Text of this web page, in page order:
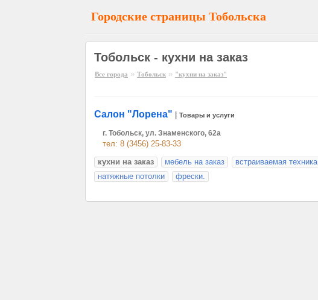
Городские страницы Тобольска
Тобольск - кухни на заказ
Все города » Тобольск » "кухни на заказ"
Салон "Лорена" Товары и услуги
г. Тобольск, ул. Знаменского, 62а
тел: 8 (3456) 25-83-33
кухни на заказ
мебель на заказ встраиваемая техника
натяжные потолки
фрески.